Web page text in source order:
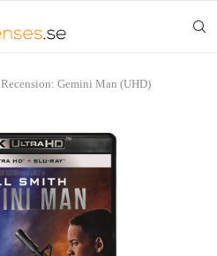
Recension: Gemini Man (UHD)